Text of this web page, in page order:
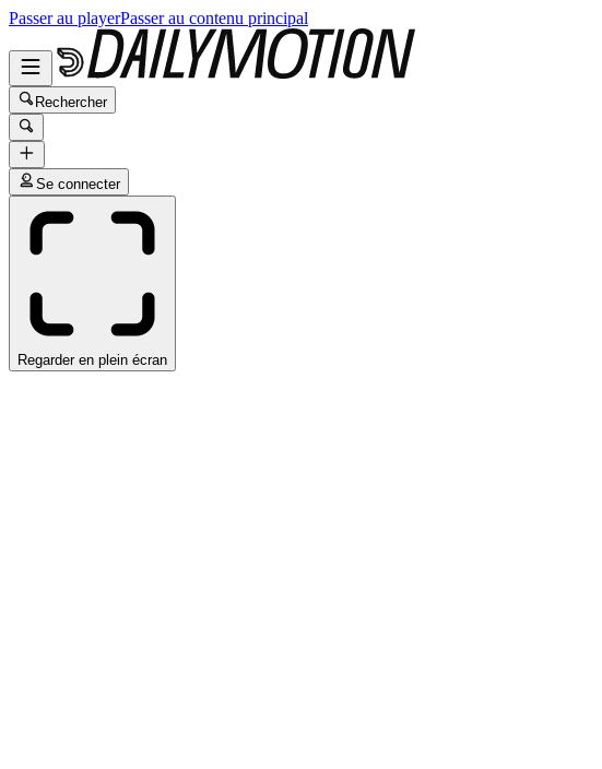
Passer au playerPasser au contenu principal
Rechercher
Se connecter
Regarder en plein écran